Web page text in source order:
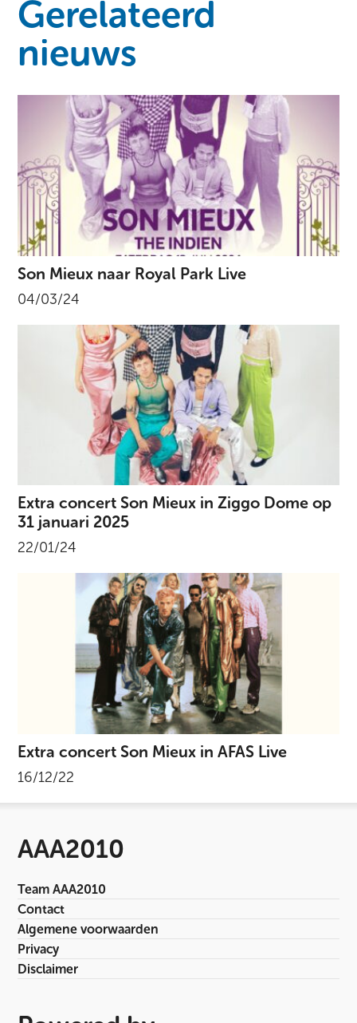
Gerelateerd
nieuws
Son Mieux naar Royal Park Live
04/03/24
Extra concert Son Mieux in Ziggo Dome op
31 januari 2025
22/01/24
Extra concert Son Mieux in AFAS Live
16/12/22
AAA2010
Team AAA2010
Contact
Algemene voorwaarden
Privacy
Disclaimer